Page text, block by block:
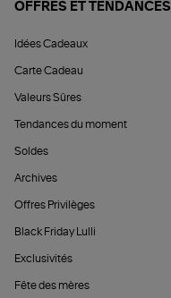
OFFRES ET TENDANCES
Idées Cadeaux
Carte Cadeau
Valeurs Sûres
Tendances du moment
Soldes
Archives
Offres Privilèges
Black Friday Lulli
Exclusivités
Fête des mères